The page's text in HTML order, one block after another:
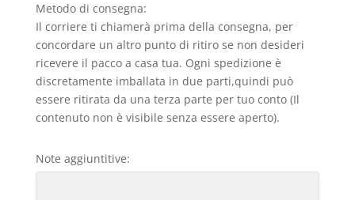
Metodo di consegna:
Il corriere ti chiamerà prima della consegna, per
concordare un altro punto di ritiro se non desideri
ricevere il pacco a casa tua. Ogni spedizione è
discretamente imballata in due parti,quindi può
essere ritirata da una terza parte per tuo conto (Il
contenuto non è visibile senza essere aperto).
Note aggiuntitive: